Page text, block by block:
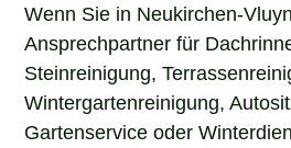
Wenn Sie in Neukirchen-
Ansprechpartner für
Steinreinigung,
Wintergartenreinigung,
Gartenservice oder